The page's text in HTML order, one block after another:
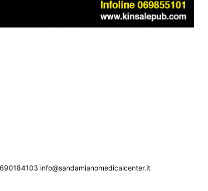
info@sandamianomedicalcenter.it